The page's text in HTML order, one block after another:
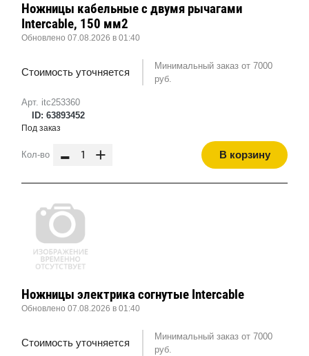
Арт. itc253360
ID: 63893452
Ножницы кабельные с двумя рычагами
Intercable, 150 мм2
Обновлено 07.08.2026 в 01:40
Стоимость уточняется
Минимальный заказ от 7000
руб.
Под заказ
Кол-во - + В корзину
Ножницы электрика согнутые Intercable
Обновлено 07.08.2026 в 01:40
Стоимость уточняется
Минимальный заказ от 7000
руб.